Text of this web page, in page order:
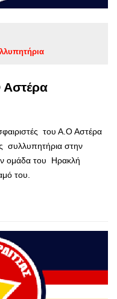
Αστέρα
του Α.Ο Αστέρα
συλλυπητήρια στην
ομάδα του Ηρακλή
του.